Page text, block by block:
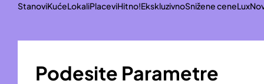
StanoviKućeLokaliPlaceviHitno!EkskluzivnoSnižene ceneLux
Podesite Parametre